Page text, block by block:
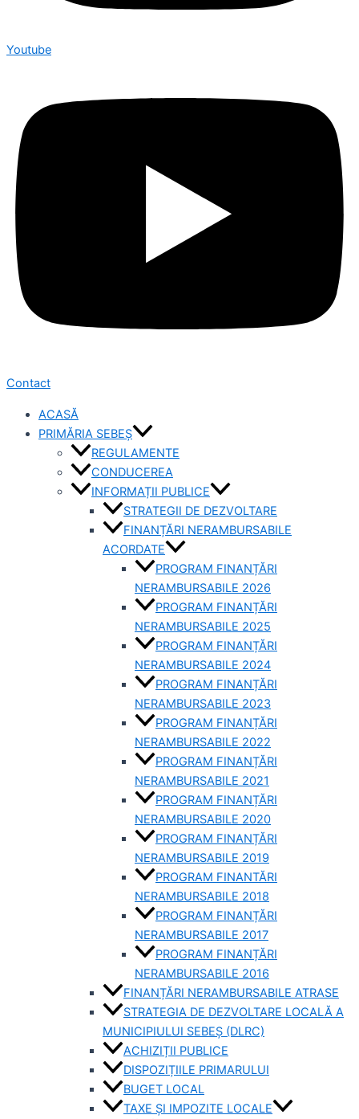
Youtube
Contact
ACASĂ
PRIMĂRIA SEBEȘ
REGULAMENTE
CONDUCEREA
INFORMAȚII PUBLICE
STRATEGII DE DEZVOLTARE
FINANȚĂRI NERAMBURSABILE
ACORDATE
PROGRAM FINANȚĂRI
NERAMBURSABILE 2026
PROGRAM FINANȚĂRI
NERAMBURSABILE 2025
PROGRAM FINANȚĂRI
NERAMBURSABILE 2024
PROGRAM FINANȚĂRI
NERAMBURSABILE 2023
PROGRAM FINANȚĂRI
NERAMBURSABILE 2022
PROGRAM FINANȚĂRI
NERAMBURSABILE 2021
PROGRAM FINANȚĂRI
NERAMBURSABILE 2020
PROGRAM FINANȚĂRI
NERAMBURSABILE 2019
PROGRAM FINANTĂRI
NERAMBURSABILE 2018
PROGRAM FINANȚĂRI
NERAMBURSABILE 2017
PROGRAM FINANȚĂRI
NERAMBURSABILE 2016
FINANȚĂRI NERAMBURSABILE ATRASE
STRATEGIA DE DEZVOLTARE LOCALĂ A
MUNICIPIULUI SEBEȘ (DLRC)
ACHIZIȚII PUBLICE
DISPOZIȚIILE PRIMARULUI
BUGET LOCAL
TAXE ȘI IMPOZITE LOCALE